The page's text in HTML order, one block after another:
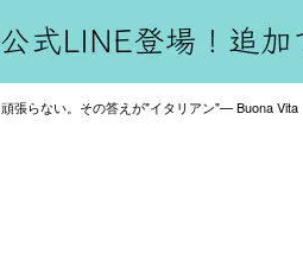
頑張らない。その答えが"イタリアン"— Buona Vita